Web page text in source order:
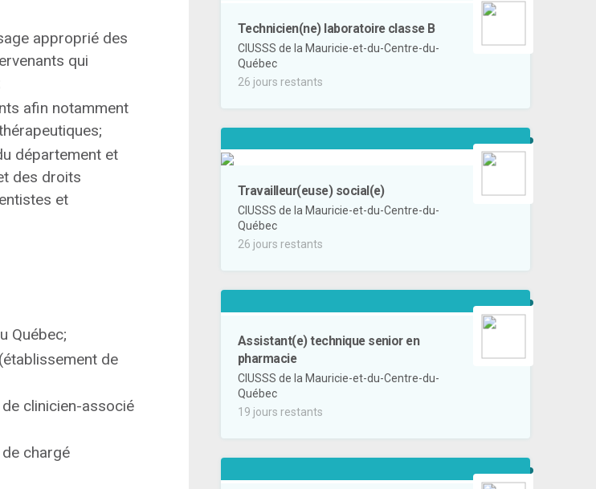
approprié des
qui
afin notamment
département et
des droits
et
Québec;
de
clinicien-associé
chargé
Technicien(ne) laboratoire classe B
CIUSSS de la Mauricie-et-du-Centre-du-
Québec
26 jours restants
Travailleur(euse) social(e)
CIUSSS de la Mauricie-et-du-Centre-du-
Québec
26 jours restants
Assistant(e) technique senior en
pharmacie
CIUSSS de la Mauricie-et-du-Centre-du-
Québec
19 jours restants